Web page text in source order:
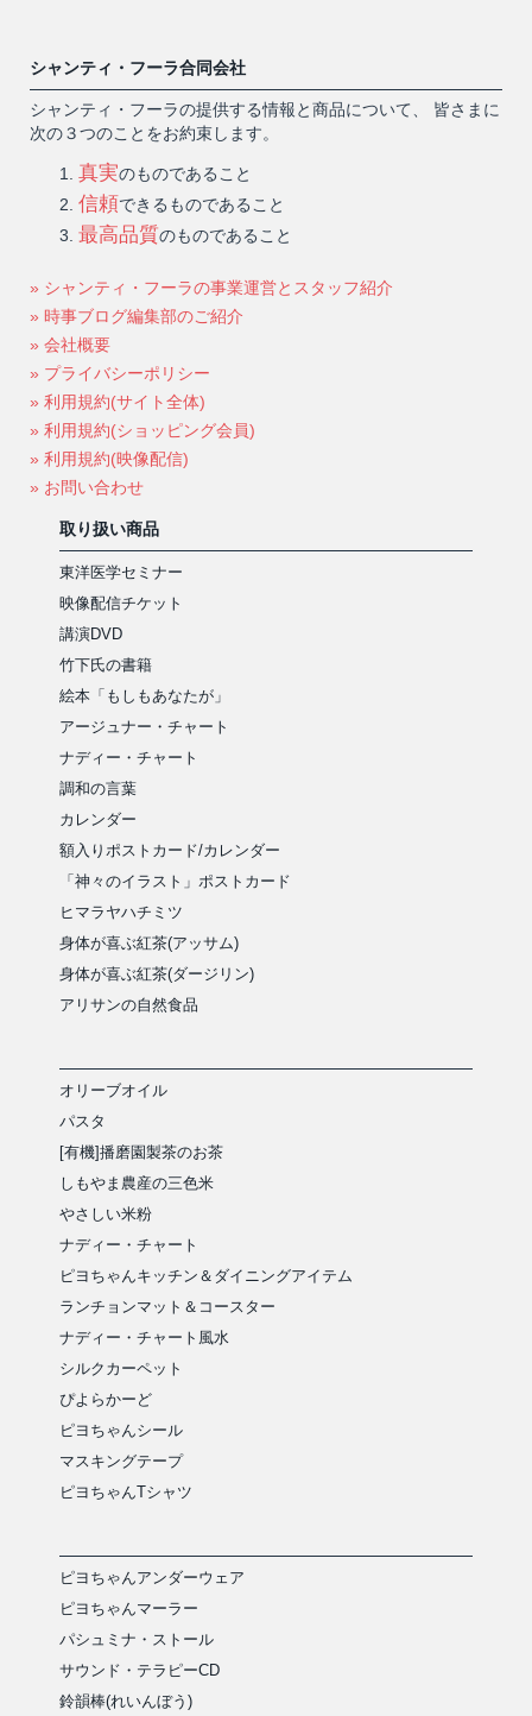
シャンティ・フーラ合同会社
シャンティ・フーラの提供する情報と商品について、 皆さまに
次の３つのことをお約束します。
真実のものであること
信頼できるものであること
最高品質のものであること
» シャンティ・フーラの事業運営とスタッフ紹介
» 時事ブログ編集部のご紹介
» 会社概要
» プライバシーポリシー
» 利用規約(サイト全体)
» 利用規約(ショッピング会員)
» 利用規約(映像配信)
» お問い合わせ
取り扱い商品
東洋医学セミナー
映像配信チケット
講演DVD
竹下氏の書籍
絵本「もしもあなたが」
アージュナー・チャート
ナディー・チャート
調和の言葉
カレンダー
額入りポストカード/カレンダー
「神々のイラスト」ポストカード
ヒマラヤハチミツ
身体が喜ぶ紅茶(アッサム)
身体が喜ぶ紅茶(ダージリン)
アリサンの自然食品
オリーブオイル
パスタ
[有機]播磨園製茶のお茶
しもやま農産の三色米
やさしい米粉
ナディー・チャート
ピヨちゃんキッチン＆ダイニングアイテム
ランチョンマット＆コースター
ナディー・チャート風水
シルクカーペット
ぴよらかーど
ピヨちゃんシール
マスキングテープ
ピヨちゃんTシャツ
ピヨちゃんアンダーウェア
ピヨちゃんマーラー
パシュミナ・ストール
サウンド・テラピーCD
鈴韻棒(れいんぼう)